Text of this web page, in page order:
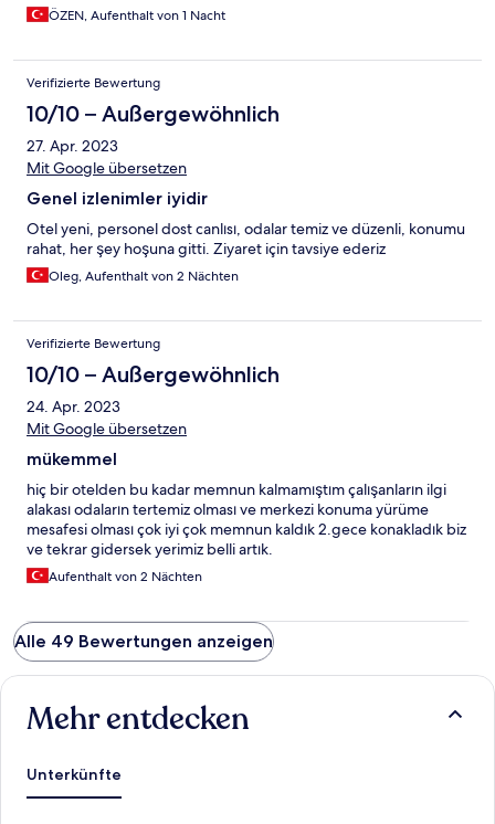
ÖZEN, Aufenthalt von 1 Nacht
Verifizierte Bewertung
10/10 – Außergewöhnlich
27. Apr. 2023
Mit Google übersetzen
Genel izlenimler iyidir
Otel yeni, personel dost canlısı, odalar temiz ve düzenli, konumu
rahat, her şey hoşuna gitti. Ziyaret için tavsiye ederiz
Oleg, Aufenthalt von 2 Nächten
Verifizierte Bewertung
10/10 – Außergewöhnlich
24. Apr. 2023
Mit Google übersetzen
mükemmel
hiç bir otelden bu kadar memnun kalmamıştım çalışanların ilgi
alakası odaların tertemiz olması ve merkezi konuma yürüme
mesafesi olması çok iyi çok memnun kaldık 2.gece konakladık biz
ve tekrar gidersek yerimiz belli artık.
Aufenthalt von 2 Nächten
Alle 49 Bewertungen anzeigen
Mehr entdecken
Unterkünfte